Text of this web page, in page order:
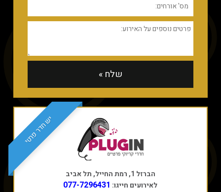
יש חדר פרטי
הברזל 1, רמת החייל, תל אביב
לאירועים חייגו: 077-7296431